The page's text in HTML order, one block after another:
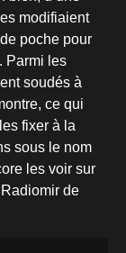
modifiaient
poche pour
Parmi les
soudés à
ce qui
fixer à la
sous le nom
les voir sur
de